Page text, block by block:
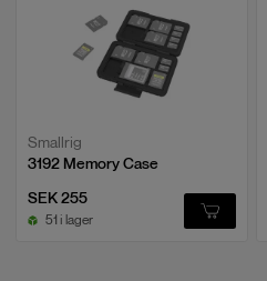
Smallrig
3192 Memory Case
SEK 255
51 i lager